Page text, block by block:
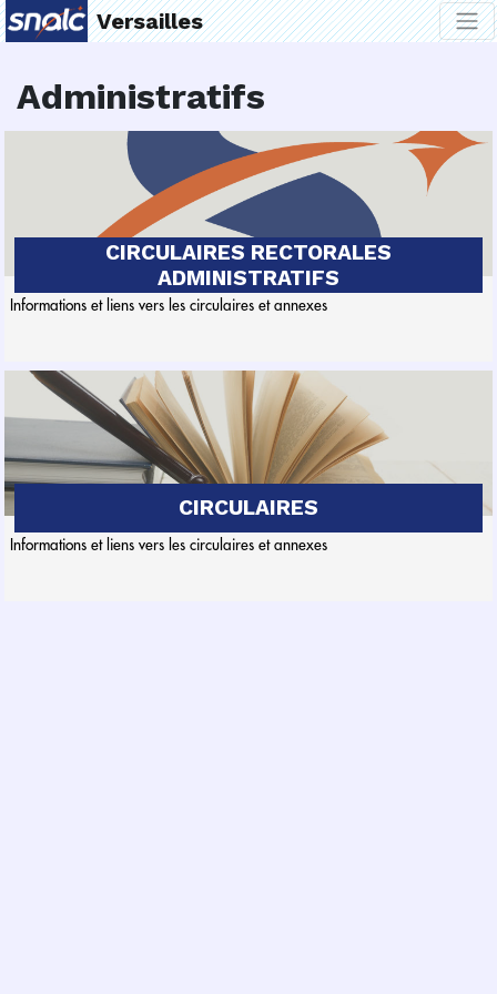
Versailles
Administratifs
CIRCULAIRES RECTORALES
ADMINISTRATIFS
Informations et liens vers les circulaires et annexes
CIRCULAIRES
Informations et liens vers les circulaires et annexes